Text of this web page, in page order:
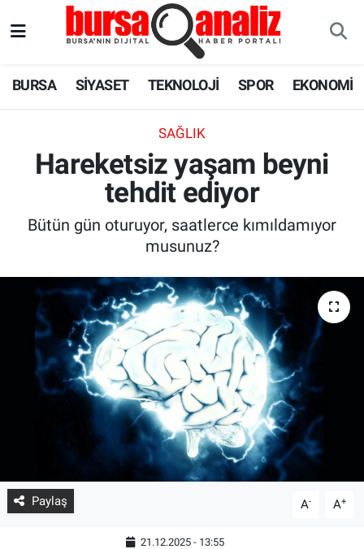
BURSA SİYASET TEKNOLOJİ SPOR EKONOMİ
SAĞLIK
Hareketsiz yaşam beyni
tehdit ediyor
Bütün gün oturuyor, saatlerce kımıldamıyor
musunuz?
Paylaş A- A+
21.12.2025 - 13:55
EKONOMİ
ASTROLOJİ
BLOG
Süper Lig Puan Durumu ve Fikstür
Tüm Manşetler
Haber Arşivi